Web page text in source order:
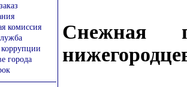
комиссия
города
Снежная